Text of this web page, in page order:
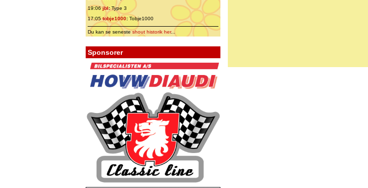
19:06jbl:Type 3
17:05tobje1000: Tobje1000
Du kan se senesteshout historik her...
Sponsorer